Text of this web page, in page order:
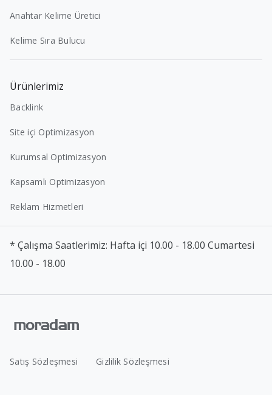
Anahtar Kelime Üretici
Kelime Sıra Bulucu
Ürünlerimiz
Backlink
Site içi Optimizasyon
Kurumsal Optimizasyon
Kapsamlı Optimizasyon
Reklam Hizmetleri
* Çalışma Saatlerimiz: Hafta içi 10.00 - 18.00 Cumartesi
10.00 - 18.00
Satış Sözleşmesi Gizlilik Sözleşmesi